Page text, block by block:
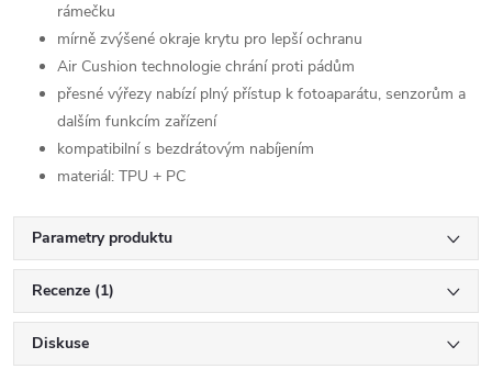
rámečku
mírně zvýšené okraje krytu pro lepší ochranu
Air Cushion technologie chrání proti pádům
přesné výřezy nabízí plný přístup k fotoaparátu, senzorům a
dalším funkcím zařízení
kompatibilní s bezdrátovým nabíjením
materiál: TPU + PC
Parametry produktu
Recenze (1)
Diskuse